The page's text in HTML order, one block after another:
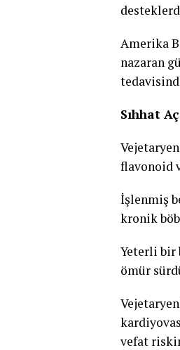
Amerika
nazaran
Sıhhat
flavonoid
İşlenmiş
kronik
Yeterli bir
ömür
vefat